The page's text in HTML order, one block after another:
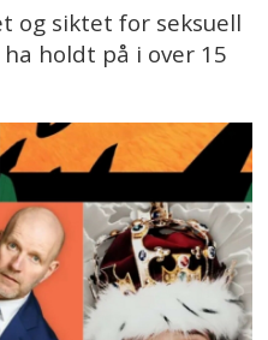
og siktet for seksuell
holdt på i over 15